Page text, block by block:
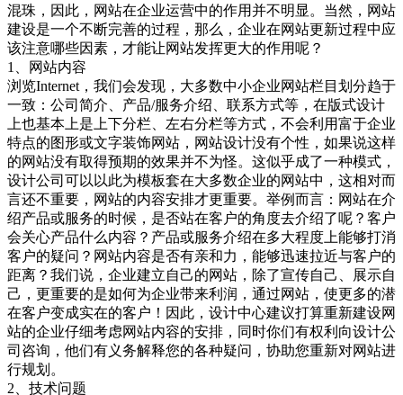
混珠，因此，网站在企业运营中的作用并不明显。当然，网站
建设是一个不断完善的过程，那么，企业在网站更新过程中应
该注意哪些因素，才能让网站发挥更大的作用呢？
1、网站内容
浏览Internet，我们会发现，大多数中小企业网站栏目划分趋于
一致：公司简介、产品/服务介绍、联系方式等，在版式设计
上也基本上是上下分栏、左右分栏等方式，不会利用富于企业
特点的图形或文字装饰网站，网站设计没有个性，如果说这样
的网站没有取得预期的效果并不为怪。这似乎成了一种模式，
设计公司可以以此为模板套在大多数企业的网站中，这相对而
言还不重要，网站的内容安排才更重要。举例而言：网站在介
绍产品或服务的时候，是否站在客户的角度去介绍了呢？客户
会关心产品什么内容？产品或服务介绍在多大程度上能够打消
客户的疑问？网站内容是否有亲和力，能够迅速拉近与客户的
距离？我们说，企业建立自己的网站，除了宣传自己、展示自
己，更重要的是如何为企业带来利润，通过网站，使更多的潜
在客户变成实在的客户！因此，设计中心建议打算重新建设网
站的企业仔细考虑网站内容的安排，同时你们有权利向设计公
司咨询，他们有义务解释您的各种疑问，协助您重新对网站进
行规划。
2、技术问题